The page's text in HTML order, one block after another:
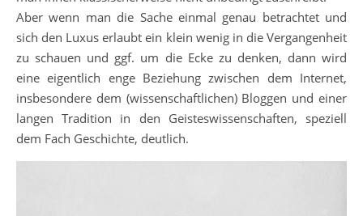
Aber wenn man die Sache einmal genau betrachtet und
sich den Luxus erlaubt ein klein wenig in die Vergangenheit
zu schauen und ggf. um die Ecke zu denken, dann wird
eine eigentlich enge Beziehung zwischen dem Internet,
insbesondere dem (wissenschaftlichen) Bloggen und einer
langen Tradition in den Geisteswissenschaften, speziell
dem Fach Geschichte, deutlich.